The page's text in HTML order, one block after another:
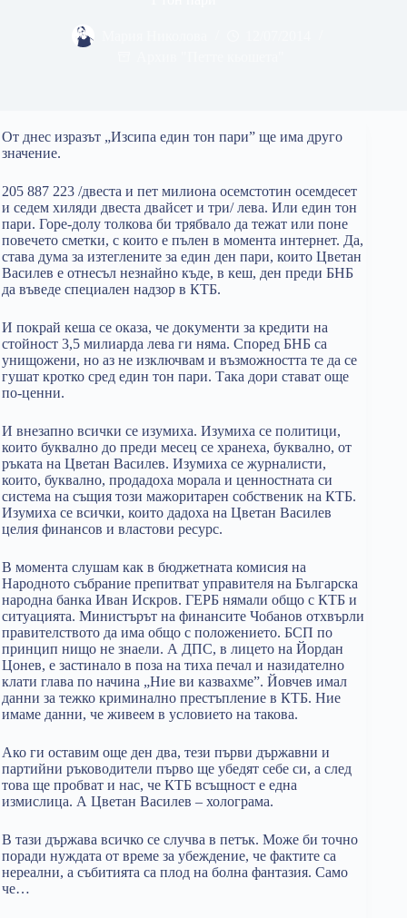
От днес изразът „Изсипа един тон пари” ще има друго
значение.
205 887 223 /двеста и пет милиона осемстотин осемдесет
и седем хиляди двеста двайсет и три/ лева. Или един тон
пари. Горе-долу толкова би трябвало да тежат или поне
повечето сметки, с които е пълен в момента интернет. Да,
става дума за изтеглените за един ден пари, които Цветан
Василев е отнесъл незнайно къде, в кеш, ден преди БНБ
да въведе специален надзор в КТБ.
И покрай кеша се оказа, че документи за кредити на
стойност 3,5 милиарда лева ги няма. Според БНБ са
унищожени, но аз не изключвам и възможността те да се
гушат кротко сред един тон пари. Така дори стават още
по-ценни.
И внезапно всички се изумиха. Изумиха се политици,
които буквално до преди месец се хранеха, буквално, от
ръката на Цветан Василев. Изумиха се журналисти,
които, буквално, продадоха морала и ценностната си
система на същия този мажоритарен собственик на КТБ.
Изумиха се всички, които дадоха на Цветан Василев
целия финансов и властови ресурс.
В момента слушам как в бюджетната комисия на
Народното събрание препитват управителя на Българска
народна банка Иван Искров. ГЕРБ нямали общо с КТБ и
ситуацията. Министърът на финансите Чобанов отхвърли
правителството да има общо с положението. БСП по
принцип нищо не знаели. А ДПС, в лицето на Йордан
Цонев, е застинало в поза на тиха печал и назидателно
клати глава по начина „Ние ви казвахме”. Йовчев имал
данни за тежко криминално престъпление в КТБ. Ние
имаме данни, че живеем в условието на такова.
Ако ги оставим още ден два, тези първи държавни и
партийни ръководители първо ще убедят себе си, а след
това ще пробват и нас, че КТБ всъщност е една
измислица. А Цветан Василев – холограма.
В тази държава всичко се случва в петък. Може би точно
поради нуждата от време за убеждение, че фактите са
нереални, а събитията са плод на болна фантазия. Само
че…